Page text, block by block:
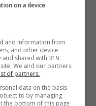
in evidenza un
scarsa
rossonera. E’
prima Bonucci e
on a device
and information from
and other device
and shared with 319
We and our partners
of partners.
data on the basis
to by managing
the bottom of this page